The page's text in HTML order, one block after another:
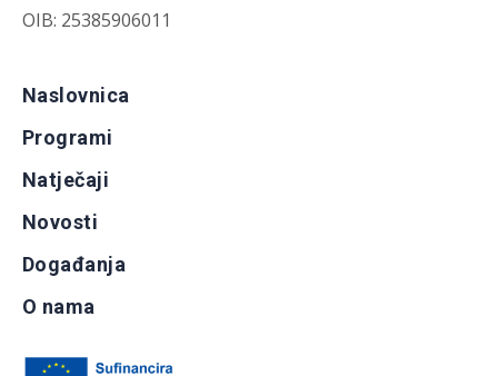
OIB: 25385906011
Naslovnica
Programi
Natječaji
Novosti
Događanja
O nama